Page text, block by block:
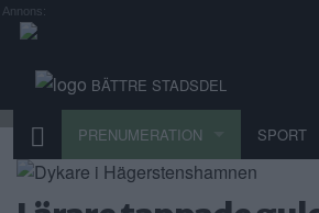
Annons:
BÄTTRE STADSDEL
PRENUMERATION SPORT